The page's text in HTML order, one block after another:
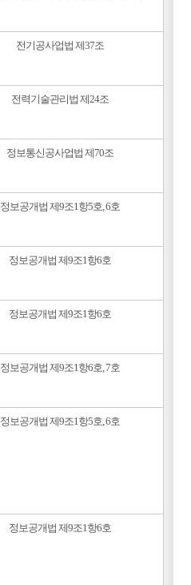
전기공사업법 제37조
전력기술관리법 제24조
정보통신공사업법 제70조
정보공개법 제9조1항5호, 6호
정보공개법 제9조1항6호
정보공개법 제9조1항6호
정보공개법 제9조1항6호, 7호
정보공개법 제9조1항5호, 6호
정보공개법 제9조1항6호